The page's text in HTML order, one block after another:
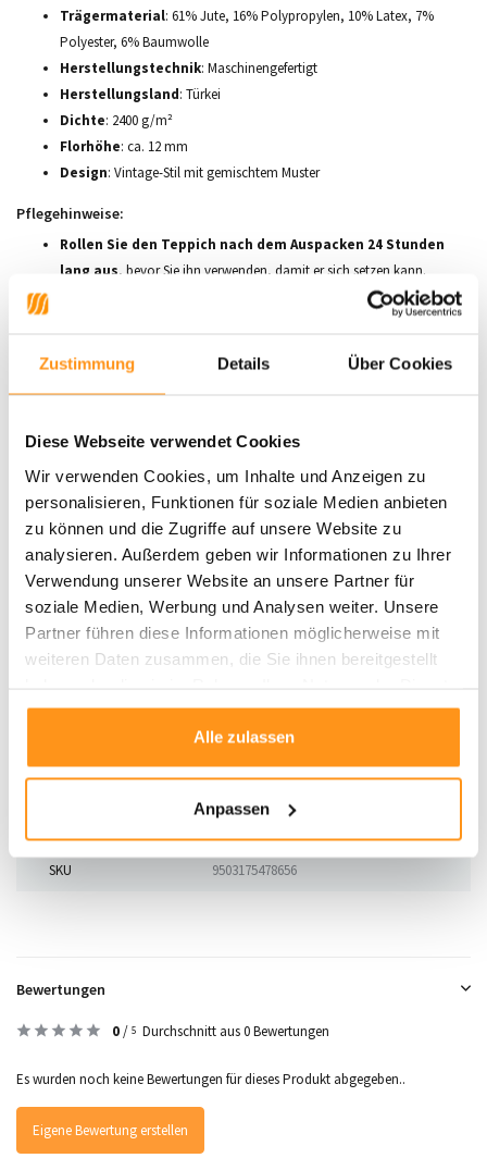
Zustimmung Details Über Cookies
Diese Webseite verwendet Cookies
Wir verwenden Cookies, um Inhalte und Anzeigen zu
personalisieren, Funktionen für soziale Medien anbieten
zu können und die Zugriffe auf unsere Website zu
analysieren. Außerdem geben wir Informationen zu Ihrer
Verwendung unserer Website an unsere Partner für
soziale Medien, Werbung und Analysen weiter. Unsere
Partner führen diese Informationen möglicherweise mit
weiteren Daten zusammen, die Sie ihnen bereitgestellt
gesammelt haben.
Alle zulassen
Anpassen
Trägermaterial: 61% Jute, 16% Polypropylen, 10% Latex, 7%
Polyester, 6% Baumwolle
Herstellungstechnik: Maschinengefertigt
Herstellungsland: Türkei
Dichte: 2400 g/m²
Florhöhe: ca. 12 mm
Design: Vintage-Stil mit gemischtem Muster
Pflegehinweise:
Rollen Sie den Teppich nach dem Auspacken 24 Stunden
lang aus, bevor Sie ihn verwenden, damit er sich setzen kann.
hilft, Schmutz und Staub zu
Zustand zu halten.
Lose Fasern vorsichtig abschneiden
Verschüttete Flüssigkeiten sofort abtupfen
feuchten weißen Tuch reinigen.
Verwenden Sie eine rutschfeste Matte, um ein Verrutschen zu
verhindern.
Drehen Sie den Teppich alle paar Monate, um eine
gleichmäßige Abnutzung zu gewährleisten und seine Lebensdauer zu
verlängern.
DerSandford Vintage-Teppichist die ideale Wahl für diejenigen, die
Perfekt für jedes Zimmer, das einen klassischen und langlebigen Look
SKU 9503175478656
Bewertungen
0/ 5 Durchschnitt aus 0 Bewertungen
Es wurden noch keine Bewertungen für dieses Produkt abgegeben..
Eigene Bewertung erstellen